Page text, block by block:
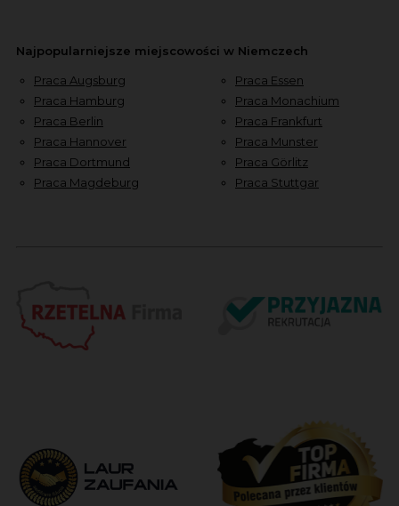
Najpopularniejsze miejscowości w Niemczech
Praca Augsburg
Praca Hamburg
Praca Berlin
Praca Hannover
Praca Dortmund
Praca Magdeburg
Praca Essen
Praca Monachium
Praca Frankfurt
Praca Munster
Praca Görlitz
Praca Stuttgar